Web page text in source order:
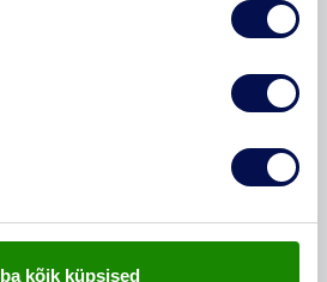
kõik küpsised
KÖÖK
MAJAPIDAMISRUUM